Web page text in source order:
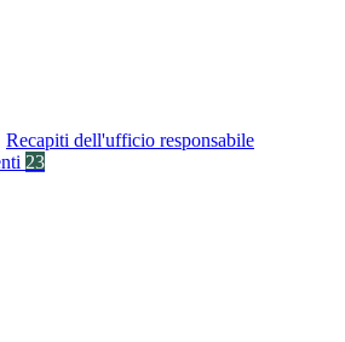
Recapiti dell'ufficio responsabile
23